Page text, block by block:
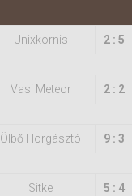
Unixkornis 2 : 5
Vasi Meteor 2 : 2
Ölbő Horgásztó 9 : 3
Sitke 5 : 4